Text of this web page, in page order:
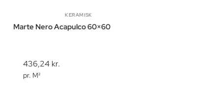
KERAMISK
Marte Nero Acapulco 60×60
436,24 kr.
pr. M²